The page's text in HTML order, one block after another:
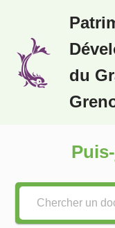
au
contenu
du